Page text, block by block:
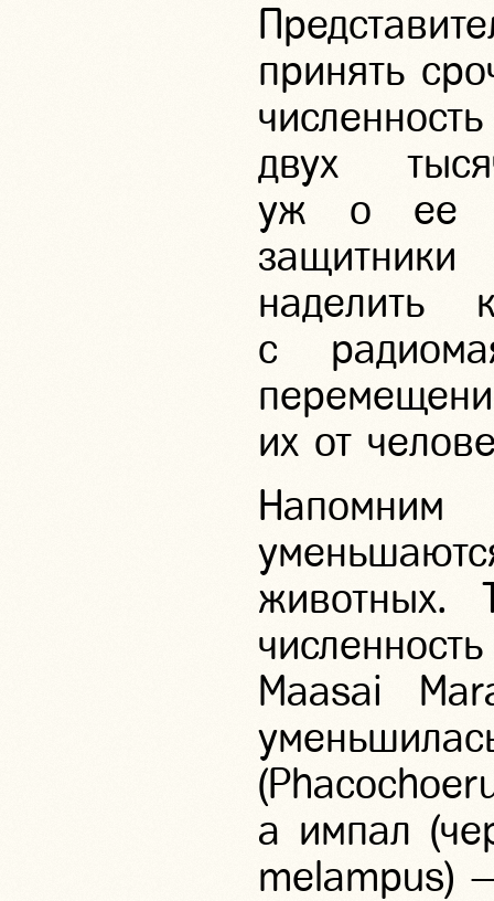
принять
двух
уж о ее
наделить
с
их от
Maasai
а импал
melampus)